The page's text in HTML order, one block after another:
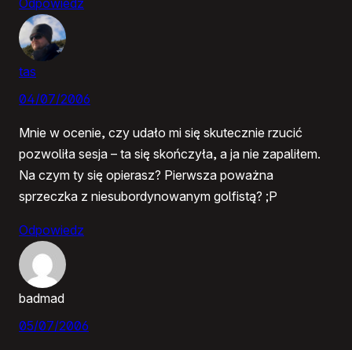
tas
04/07/2006
Mnie w ocenie, czy udało mi się skutecznie rzucić
pozwoliła sesja – ta się skończyła, a ja nie zapaliłem.
Na czym ty się opierasz? Pierwsza poważna
sprzeczka z niesubordynowanym golfistą? ;P
Odpowiedz
badmad
05/07/2006